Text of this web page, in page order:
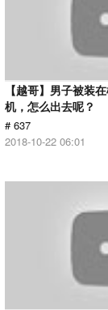
【越哥】男子被装
机，怎么出去呢？
# 637
2018-10-22 06:01